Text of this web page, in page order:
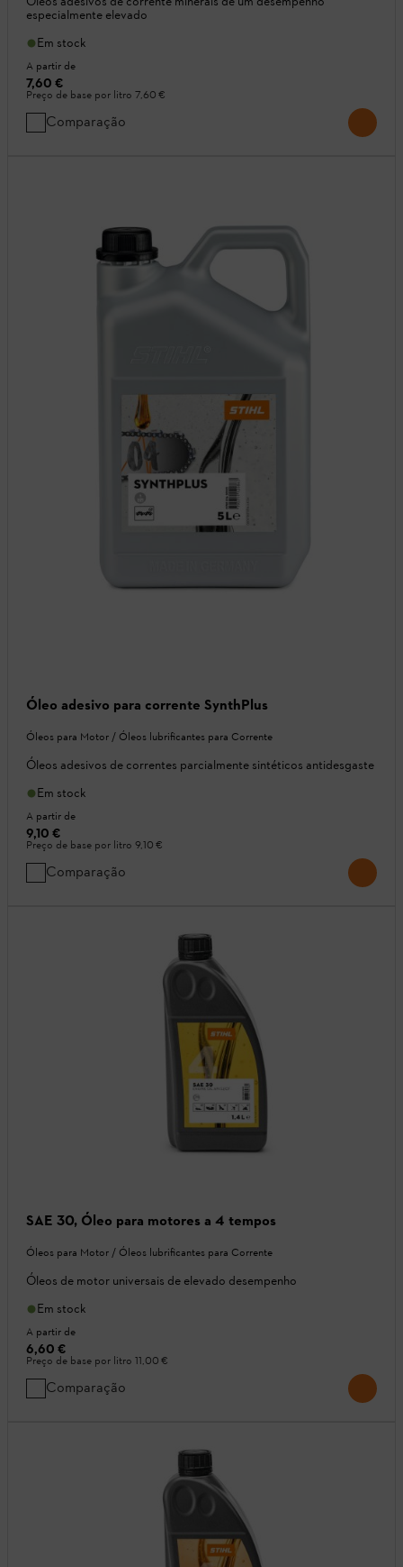
especialmente elevado
Em stock
A partir de
7,60 €
Preço de base por litro 7,60 €
Comparação
Óleo adesivo para corrente SynthPlus
Óleos para Motor / Óleos lubrificantes para Corrente
Óleos adesivos de correntes parcialmente sintéticos antidesgaste
Em stock
A partir de
9,10 €
Preço de base por litro 9,10 €
Comparação
SAE 30, Óleo para motores a 4 tempos
Óleos para Motor / Óleos lubrificantes para Corrente
Óleos de motor universais de elevado desempenho
Em stock
A partir de
6,60 €
Preço de base por litro 11,00 €
Comparação